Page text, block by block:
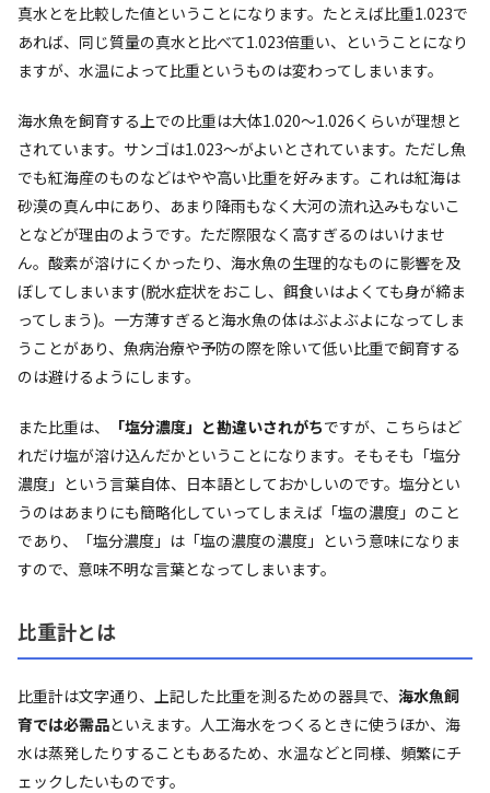
真水とを比較した値ということになります。たとえば比重1.023で
あれば、同じ質量の真水と比べて1.023倍重い、ということになり
ますが、水温によって比重というものは変わってしまいます。
海水魚を飼育する上での比重は大体1.020～1.026くらいが理想と
されています。サンゴは1.023～がよいとされています。ただし魚
でも紅海産のものなどはやや高い比重を好みます。これは紅海は
砂漠の真ん中にあり、あまり降雨もなく大河の流れ込みもないこ
となどが理由のようです。ただ際限なく高すぎるのはいけませ
ん。酸素が溶けにくかったり、海水魚の生理的なものに影響を及
ぼしてしまいます(脱水症状をおこし、餌食いはよくても身が締ま
ってしまう)。一方薄すぎると海水魚の体はぶよぶよになってしま
うことがあり、魚病治療や予防の際を除いて低い比重で飼育する
のは避けるようにします。
また比重は、 「塩分濃度」と勘違いされがちですが、こちらはど
れだけ塩が溶け込んだかということになります。そもそも「塩分
濃度」という言葉自体、日本語としておかしいのです。塩分とい
うのはあまりにも簡略化していってしまえば「塩の濃度」のこと
であり、「塩分濃度」は「塩の濃度の濃度」という意味になりま
すので、意味不明な言葉となってしまいます。
比重計とは
比重計は文字通り、上記した比重を測るための器具で、 海水魚飼
育では必需品といえます。人工海水をつくるときに使うほか、海
水は蒸発したりすることもあるため、水温などと同様、頻繁にチ
ェックしたいものです。